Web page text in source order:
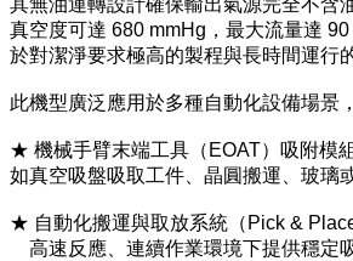
其無油運轉設計確保輸出氣源完全不含
真空度可達 680 mmHg，最大流量達
於對潔淨要求極高的製程與長時間運行
此機型廣泛應用於多種自動化設備場景
★ 機械手臂末端工具（EOAT）吸附模
如真空吸盤吸取工件、晶圓搬運、玻璃
★ 自動化搬運與取放系統（Pick & Place
高速反應、連續作業環境下提供穩定